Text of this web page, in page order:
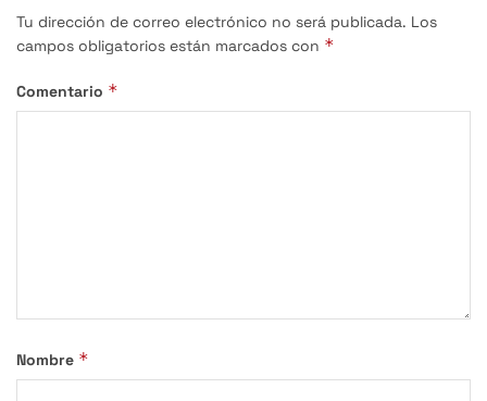
Tu dirección de correo electrónico no será publicada. Los
campos obligatorios están marcados con *
Comentario *
Nombre *